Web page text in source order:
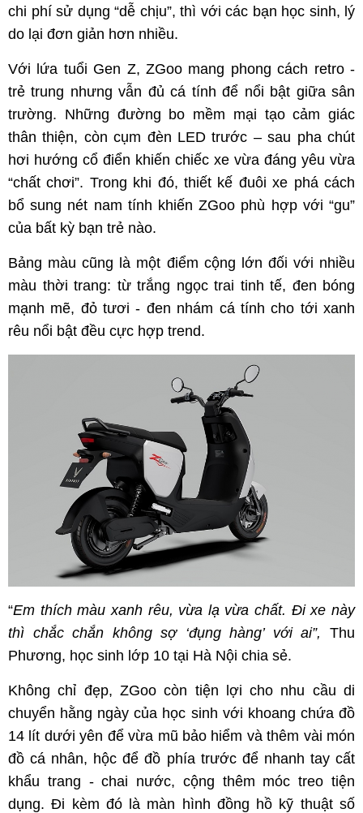
chi phí sử dụng “dễ chịu”, thì với các bạn học sinh, lý
do lại đơn giản hơn nhiều.
Với lứa tuổi Gen Z, ZGoo mang phong cách retro -
trẻ trung nhưng vẫn đủ cá tính để nổi bật giữa sân
trường. Những đường bo mềm mại tạo cảm giác
thân thiện, còn cụm đèn LED trước – sau pha chút
hơi hướng cổ điển khiến chiếc xe vừa đáng yêu vừa
“chất chơi”. Trong khi đó, thiết kế đuôi xe phá cách
bổ sung nét nam tính khiến ZGoo phù hợp với “gu”
của bất kỳ bạn trẻ nào.
Bảng màu cũng là một điểm cộng lớn đối với nhiều
màu thời trang: từ trắng ngọc trai tinh tế, đen bóng
mạnh mẽ, đỏ tươi - đen nhám cá tính cho tới xanh
rêu nổi bật đều cực hợp trend.
“Em thích màu xanh rêu, vừa lạ vừa chất. Đi xe này
thì chắc chắn không sợ ‘đụng hàng’ với ai”,
Thu
Phương, học sinh lớp 10 tại Hà Nội chia sẻ.
Không chỉ đẹp, ZGoo còn tiện lợi cho nhu cầu di
chuyển hằng ngày của học sinh với khoang chứa đồ
14 lít dưới yên để vừa mũ bảo hiểm và thêm vài món
đồ cá nhân, hộc để đồ phía trước để nhanh tay cất
khẩu trang - chai nước, cộng thêm móc treo tiện
dụng. Đi kèm đó là màn hình đồng hồ kỹ thuật số